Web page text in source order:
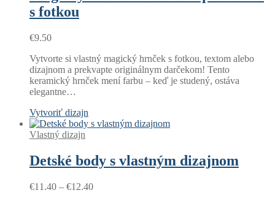
s fotkou
€9.50
Vytvorte si vlastný magický hrnček s fotkou, textom alebo
dizajnom a prekvapte originálnym darčekom! Tento
keramický hrnček mení farbu – keď je studený, ostáva
elegantne…
Vytvoriť dizajn
Vlastný dizajn
Detské body s vlastným dizajnom
€11.40 – €12.40Price